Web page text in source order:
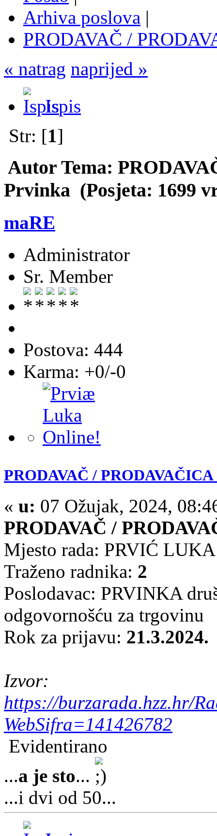
Arhiva poslova |
PRODAVAČ /
« natrag naprijed »
Ispis
Str: [1]
Autor Tema:
Prvinka (Posjeta: 1699
maRE
Administrator
Sr. Member
Postova: 444
Karma: +0/-0
PRODAVAČ /
« u: 07 Ožujak, 2024,
PRODAVAČ /
Mjesto rada: PRVIĆ LUKA
Traženo radnika: 2
Poslodavac: PRVINKA
odgovornošću za trgovinu
Rok za prijavu: 21.3.2024.
Izvor:
https://burzarada.hzz.hr/
WebSifra=141426782
Evidentirano
...a je sto...
...i dvi od 50...